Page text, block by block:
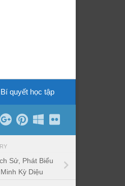
Bí quyết học tập
Sử, Phát Biểu
Kỳ Diệu